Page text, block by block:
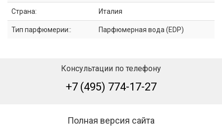
Страна: Италия
Тип парфюмерии:: Парфюмерная вода (EDP)
Консультации по телефону
+7 (495) 774-17-27
Полная версия сайта